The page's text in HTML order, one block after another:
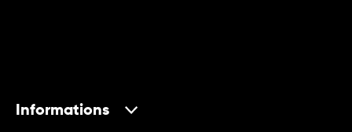
Informations